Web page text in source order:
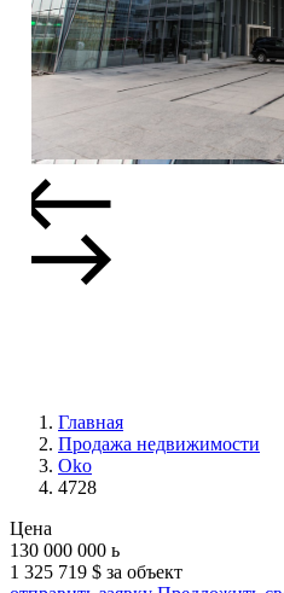
Главная
Продажа недвижимости
Oko
4728
Цена
130 000 000 ь
1 325 719 $ за объект